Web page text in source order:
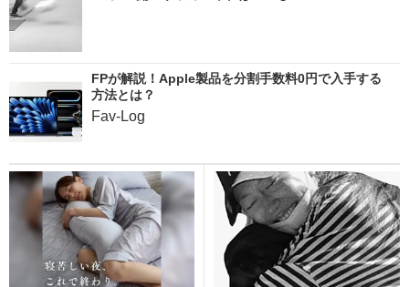
FPが解説！Apple製品を分割手数料0円で入手する
方法とは？
Fav-Log